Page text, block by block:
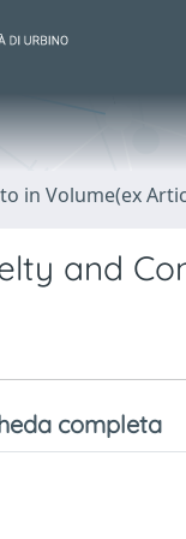
in Volume(ex
and
completa